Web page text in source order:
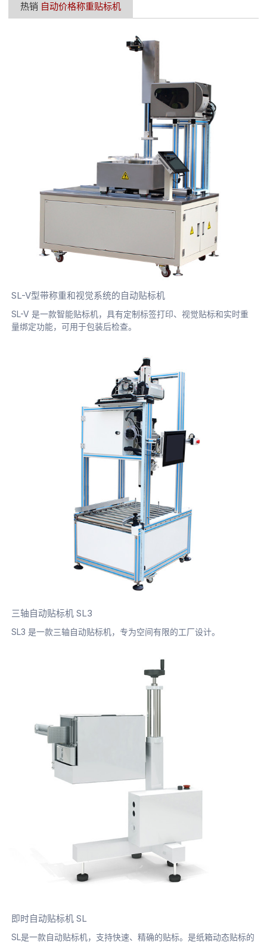
热销 自动价格称重贴标机
SL-V型带称重和视觉系统的自动贴标机
SL-V 是一款智能贴标机，具有定制标签打印、视觉贴标和实时重
量绑定功能，可用于包装后检查。
三轴自动贴标机 SL3
SL3 是一款三轴自动贴标机，专为空间有限的工厂设计。
即时自动贴标机 SL
SL是一款自动贴标机，支持快速、精确的贴标。是纸箱动态贴标的